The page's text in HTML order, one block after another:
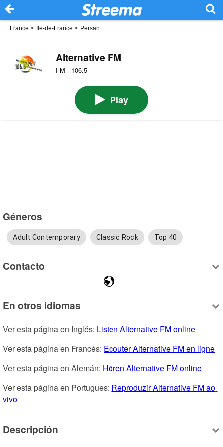
France > Île-de-France > Persan
Alternative FM
FM · 106.5
Play
Géneros
Adult Contemporary Classic Rock Top 40
Contacto
En otros idiomas
Ver esta página en Inglés: Listen Alternative FM online
Ver esta página en Francés: Ecouter Alternative FM en ligne
Ver esta página en Alemán: Hören Alternative FM online
Ver esta página en Portugues: Reproduzir Alternative FM ao
vivo
Descripción